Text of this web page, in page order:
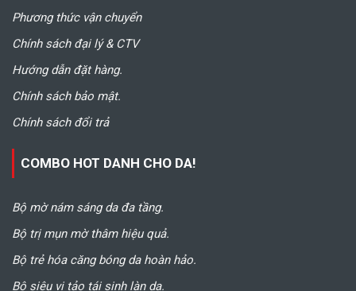
Phương thức vận chuyển
Chính sách đại lý & CTV
Hướng dẫn đặt hàng.
Chính sách bảo mật.
Chính sách đổi trả
COMBO HOT DANH CHO DA!
Bộ mờ nám sáng da đa tầng.
Bộ trị mụn mờ thâm hiệu quả.
Bộ trẻ hóa căng bóng da hoàn hảo.
Bộ siêu vi tảo tái sinh làn da.